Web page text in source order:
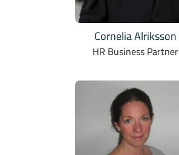
Cornelia Alriksson
HR Business Partner